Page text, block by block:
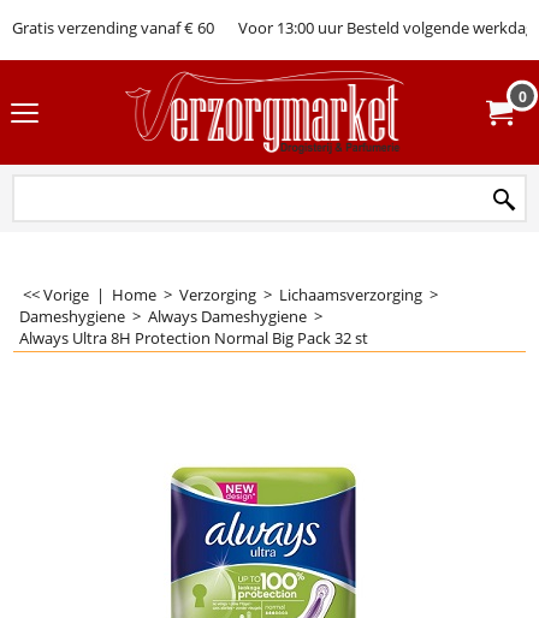
Gratis verzending vanaf € 60 Voor 13:00 uur Besteld volgende werkdag
0
<< Vorige | Home > Verzorging > Lichaamsverzorging >
Dameshygiene > Always Dameshygiene >
Always Ultra 8H Protection Normal Big Pack 32 st